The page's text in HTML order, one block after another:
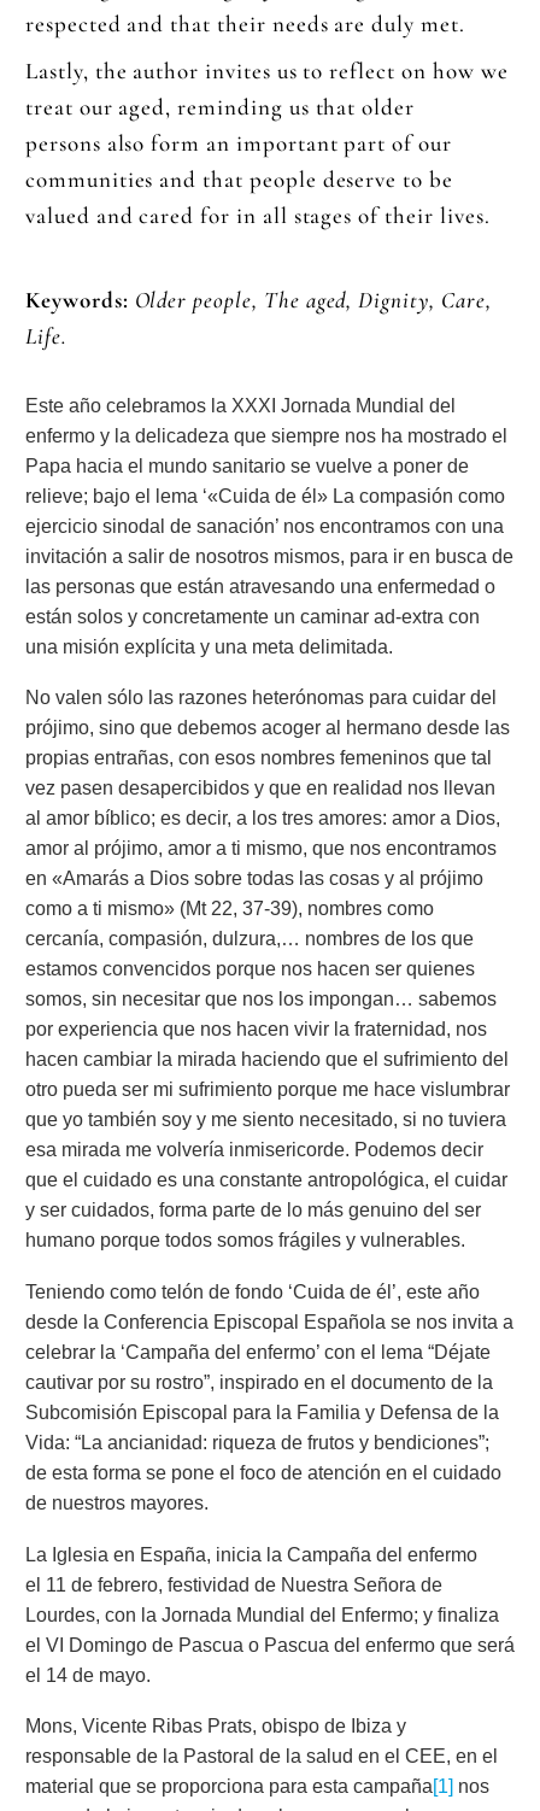
respected and that their needs are duly met.
Lastly, the author invites us to reflect on how we
treat our aged, reminding us that older
persons also form an important part of our
communities and that people deserve to be
valued and cared for in all stages of their lives.
Keywords: Older people, The aged, Dignity, Care,
Life.
Este año celebramos la XXXI Jornada Mundial del
enfermo y la delicadeza que siempre nos ha mostrado el
Papa hacia el mundo sanitario se vuelve a poner de
relieve; bajo el lema ‘«Cuida de él» La compasión como
ejercicio sinodal de sanación’ nos encontramos con una
invitación a salir de nosotros mismos, para ir en busca de
las personas que están atravesando una enfermedad o
están solos y concretamente un caminar ad-extra con
una misión explícita y una meta delimitada.
No valen sólo las razones heterónomas para cuidar del
prójimo, sino que debemos acoger al hermano desde las
propias entrañas, con esos nombres femeninos que tal
vez pasen desapercibidos y que en realidad nos llevan
al amor bíblico; es decir, a los tres amores: amor a Dios,
amor al prójimo, amor a ti mismo, que nos encontramos
en «Amarás a Dios sobre todas las cosas y al prójimo
como a ti mismo» (Mt 22, 37-39), nombres como
cercanía, compasión, dulzura,… nombres de los que
estamos convencidos porque nos hacen ser quienes
somos, sin necesitar que nos los impongan… sabemos
por experiencia que nos hacen vivir la fraternidad, nos
hacen cambiar la mirada haciendo que el sufrimiento del
otro pueda ser mi sufrimiento porque me hace vislumbrar
que yo también soy y me siento necesitado, si no tuviera
esa mirada me volvería inmisericorde. Podemos decir
que el cuidado es una constante antropológica, el cuidar
y ser cuidados, forma parte de lo más genuino del ser
humano porque todos somos frágiles y vulnerables.
Teniendo como telón de fondo ‘Cuida de él’, este año
desde la Conferencia Episcopal Española se nos invita a
celebrar la ‘Campaña del enfermo’ con el lema “Déjate
cautivar por su rostro”, inspirado en el documento de la
Subcomisión Episcopal para la Familia y Defensa de la
Vida: “La ancianidad: riqueza de frutos y bendiciones”;
de esta forma se pone el foco de atención en el cuidado
de nuestros mayores.
La Iglesia en España, inicia la Campaña del enfermo
el 11 de febrero, festividad de Nuestra Señora de
Lourdes, con la Jornada Mundial del Enfermo; y finaliza
el VI Domingo de Pascua o Pascua del enfermo que será
el 14 de mayo.
Mons, Vicente Ribas Prats, obispo de Ibiza y
responsable de la Pastoral de la salud en el CEE, en el
material que se proporciona para esta campaña[1] nos